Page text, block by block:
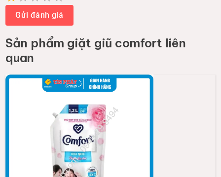
1 Star
2 Stars
3 Stars
4 Stars
5 Stars
Gửi đánh giá
Sản phẩm giặt giũ comfort liên
quan